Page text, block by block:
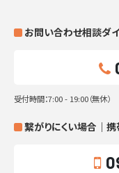
お問い合わせ相談ダ
受付時間：7:00 - 19:00（無休）
繋がりにくい場合｜